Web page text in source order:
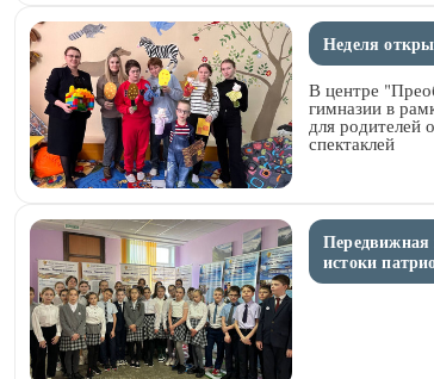
Неделя
В центре
гимназии в
для родителей
спектаклей
Передвижная
истоки